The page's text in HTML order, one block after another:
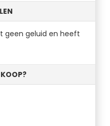
geen geluid en heeft